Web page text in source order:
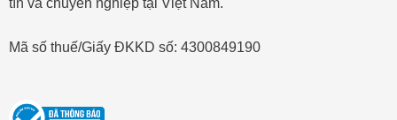
tín và chuyên nghiệp tại Việt Nam.
Mã số thuế/Giấy ĐKKD số: 4300849190